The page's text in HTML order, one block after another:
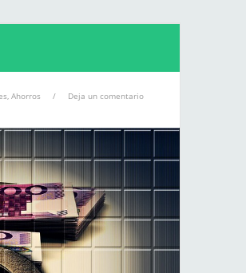
Ahorros / Deja un comentario